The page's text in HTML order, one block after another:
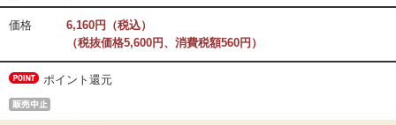
価格
6,160円（税込）
（税抜価格5,600円、消費税額560円）
ポイント還元